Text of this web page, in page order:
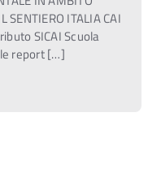
SENTIERO ITALIA CAI
SICAI Scuola
report […]